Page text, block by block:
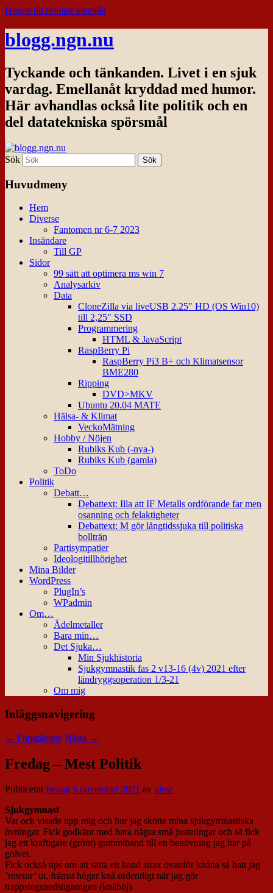
Hoppa till primärt innehåll
blogg.ngn.nu
Tyckande och tänkanden. Livet i en sjuk
vardag. Emellanåt kryddad med humor.
Här avhandlas också lite politik och en
del datatekniska spörsmål
Sök
Huvudmeny
Hem
Diverse
Fantomen nr 6-7 2023
Insändare
Till GP
Sidor
99 sätt att optimera ms win 7
Analysarkiv
Data
CloneZilla via liveUSB 2.25″ HD (OS Win10)
till 2,25″ SSD
Programmering
HTML & JavaScript
RaspBerry Pi
RaspBerry Pi3 B+ och Klimatsensor
BME280
Ripping
DVD>MKV
Ubuntu 20.04 MATE
Hälsa- & Klimat
VeckoMätning
Hobby / Nöjen
Rubiks Kub (-nya-)
Rubiks Kub (gamla)
ToDo
Politik
Debatt…
Debattext: Illa att IF Metalls ordförande far men
osanning och felaktigheter
Debattext: M gör långtidssjuka till politiska
bollträn
Partisympatier
Ideologitillhörighet
Mina Bilder
WordPress
PlugIn’s
WPadmin
Om…
Ädelmetaller
Bara min…
Det Sjuka…
Min Sjukhistoria
Sjukgymnastik fas 2 v13-16 (4v) 2021 efter
ländryggsoperation 1/3-21
Om mig
Inläggsnavigering
← Föregående Nästa →
Fredag – Mest Politik
Publiceratfredag 5 november 2021 av nisse
Sjukgymnast
Var och visade upp mig och hur jag skötte mina sjukgymnastiska
övningar. Fick godkänt med bara några små justeringar och så fick
jag ett kraftigare (grönt) gummiband till en benövning jag har på
golvet.
Fick också tips om att sätta ett band strax ovanför knäna så hatt jag
’roterar’ ut, främst höger knä ordentligt när jag gör
trappstegsnedstigningen (knäböj).